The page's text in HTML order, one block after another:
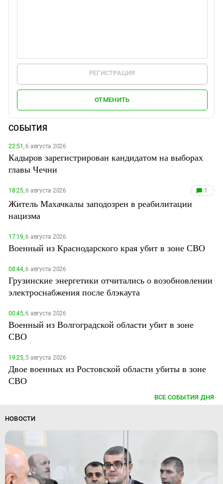
РЕГИСТРАЦИЯ
ОТМЕНИТЬ
СОБЫТИЯ
22:51,6 августа 2026
Кадыров зарегистрирован кандидатом на выборах
главы Чечни
18:25,6 августа 2026 1
Житель Махачкалы заподозрен в реабилитации
нацизма
17:19,6 августа 2026
Военный из Краснодарского края убит в зоне СВО
08:44,6 августа 2026
Грузинские энергетики отчитались о возобновлении
электроснабжения после блэкаута
00:45,6 августа 2026
Военный из Волгоградской области убит в зоне
СВО
19:25,5 августа 2026
Двое военных из Ростовской области убиты в зоне
СВО
ВСЕ СОБЫТИЯ ДНЯ
НОВОСТИ